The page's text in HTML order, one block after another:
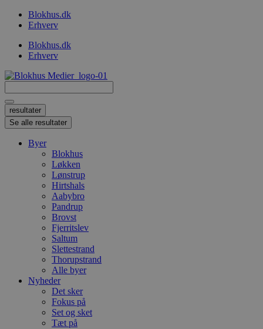
VidereBlokhus.dk
Erhverv
Blokhus.dk
Erhverv
...
resultater
Se alle resultater
Byer
Blokhus
Løkken
Lønstrup
Hirtshals
Aabybro
Pandrup
Brovst
Fjerritslev
Saltum
Slettestrand
Thorupstrand
Alle byer
Nyheder
Det sker
Fokus på
Set og sket
Tæt på